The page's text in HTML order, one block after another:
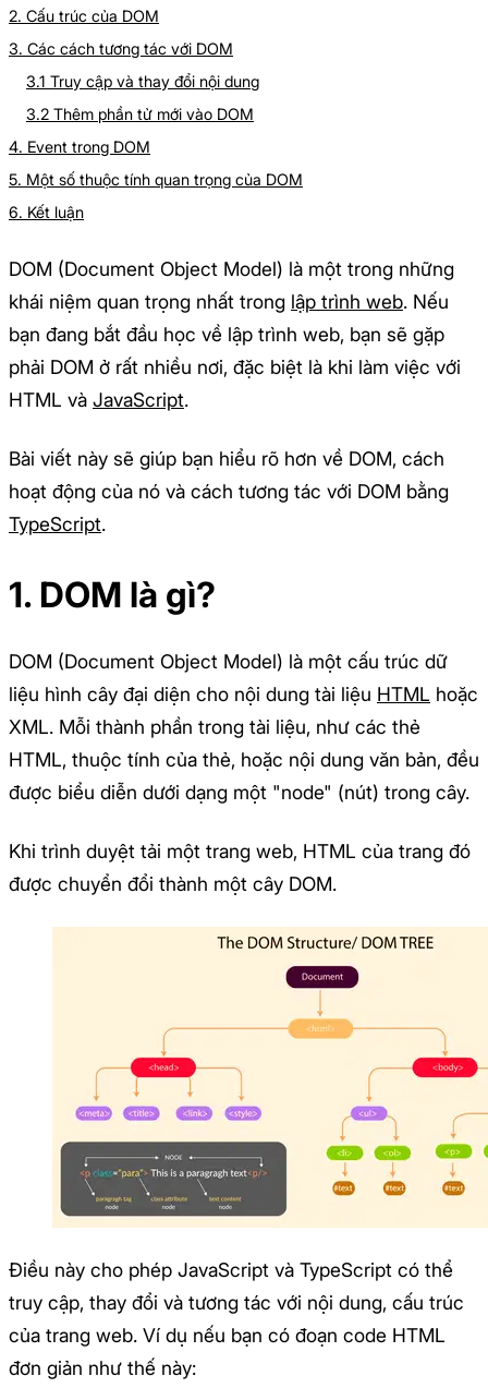
2. Cấu trúc của DOM
3. Các cách tương tác với DOM
3.1 Truy cập và thay đổi nội dung
3.2 Thêm phần tử mới vào DOM
4. Event trong DOM
5. Một số thuộc tính quan trọng của DOM
6. Kết luận
DOM (Document Object Model) là một trong những
khái niệm quan trọng nhất trong lập trình web. Nếu
bạn đang bắt đầu học về lập trình web, bạn sẽ gặp
phải DOM ở rất nhiều nơi, đặc biệt là khi làm việc với
HTML và JavaScript.
Bài viết này sẽ giúp bạn hiểu rõ hơn về DOM, cách
hoạt động của nó và cách tương tác với DOM bằng
TypeScript.
1. DOM là gì?
DOM (Document Object Model) là một cấu trúc dữ
liệu hình cây đại diện cho nội dung tài liệu HTML hoặc
XML. Mỗi thành phần trong tài liệu, như các thẻ
HTML, thuộc tính của thẻ, hoặc nội dung văn bản, đều
được biểu diễn dưới dạng một "node" (nút) trong cây.
Khi trình duyệt tải một trang web, HTML của trang đó
được chuyển đổi thành một cây DOM.
Điều này cho phép JavaScript và TypeScript có thể
truy cập, thay đổi và tương tác với nội dung, cấu trúc
của trang web. Ví dụ nếu bạn có đoạn code HTML
đơn giản như thế này: